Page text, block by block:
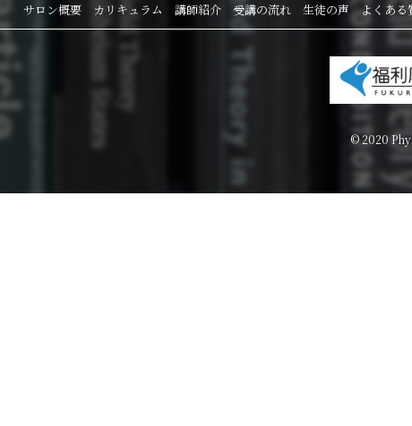
サロン概要 カリキュラム 講師紹介 受講の流れ 生徒の声 よくある
© 2020